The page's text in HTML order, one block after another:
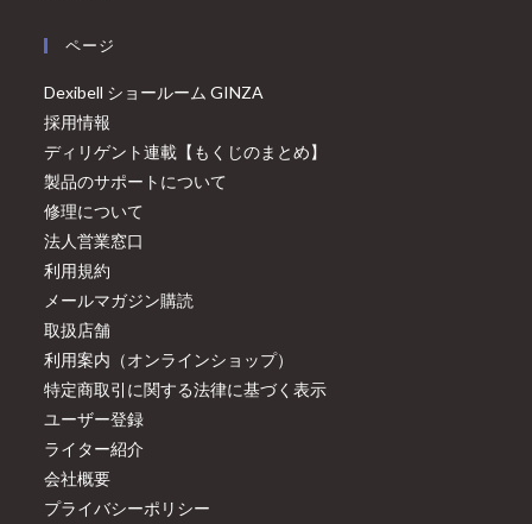
ページ
Dexibell ショールーム GINZA
採用情報
ディリゲント連載【もくじのまとめ】
製品のサポートについて
修理について
法人営業窓口
利用規約
メールマガジン購読
取扱店舗
利用案内（オンラインショップ）
特定商取引に関する法律に基づく表示
ユーザー登録
ライター紹介
会社概要
プライバシーポリシー